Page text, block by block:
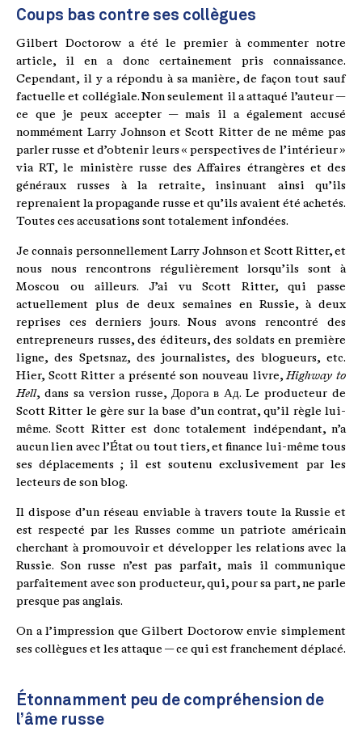
Coups bas contre ses collègues
Gilbert Doctorow a été le premier à commenter notre
article, il en a donc certainement pris connaissance.
Cependant, il y a répondu à sa manière, de façon tout sauf
factuelle et collégiale. Non seulement il a attaqué l’auteur —
ce que je peux accepter — mais il a également accusé
nommément Larry Johnson et Scott Ritter de ne même pas
parler russe et d’obtenir leurs « perspectives de l’intérieur »
via RT, le ministère russe des Affaires étrangères et des
généraux russes à la retraite, insinuant ainsi qu’ils
reprenaient la propagande russe et qu’ils avaient été achetés.
Toutes ces accusations sont totalement infondées.
Je connais personnellement Larry Johnson et Scott Ritter, et
nous nous rencontrons régulièrement lorsqu’ils sont à
Moscou ou ailleurs. J’ai vu Scott Ritter, qui passe
actuellement plus de deux semaines en Russie, à deux
reprises ces derniers jours. Nous avons rencontré des
entrepreneurs russes, des éditeurs, des soldats en première
ligne, des Spetsnaz, des journalistes, des blogueurs, etc.
Hier, Scott Ritter a présenté son nouveau livre, Highway to
Hell, dans sa version russe, Дорога в Ад. Le producteur de
Scott Ritter le gère sur la base d’un contrat, qu’il règle lui-
même. Scott Ritter est donc totalement indépendant, n’a
aucun lien avec l’État ou tout tiers, et finance lui-même tous
ses déplacements ; il est soutenu exclusivement par les
lecteurs de son blog.
Il dispose d’un réseau enviable à travers toute la Russie et
est respecté par les Russes comme un patriote américain
cherchant à promouvoir et développer les relations avec la
Russie. Son russe n’est pas parfait, mais il communique
parfaitement avec son producteur, qui, pour sa part, ne parle
presque pas anglais.
On a l’impression que Gilbert Doctorow envie simplement
ses collègues et les attaque — ce qui est franchement déplacé.
Étonnamment peu de compréhension de
l’âme russe